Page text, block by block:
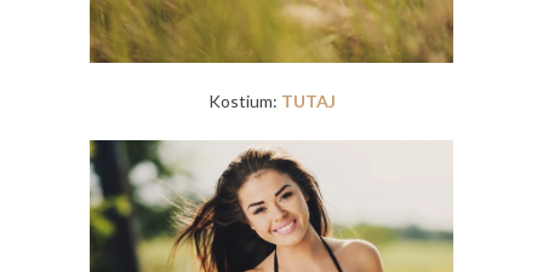
Kostium: TUTAJ